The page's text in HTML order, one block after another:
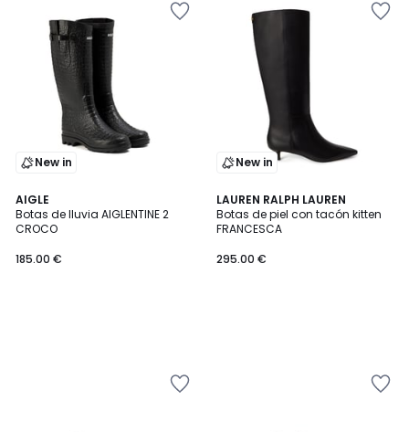
New in
AIGLE
Botas de lluvia AIGLENTINE 2
CROCO
185.00 €
New in
LAUREN RALPH LAUREN
Botas de piel con tacón kitten
FRANCESCA
295.00 €